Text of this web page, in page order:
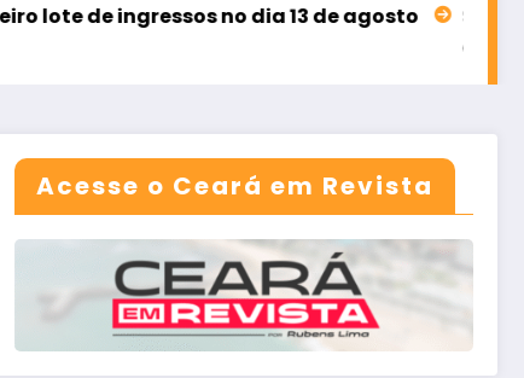
no dia 13 de agosto Sebrae Ceará abre
Acesse o Ceará em Revista